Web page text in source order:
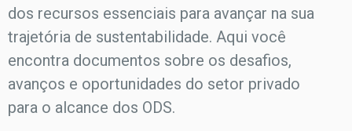
dos recursos essenciais para avançar na sua
trajetória de sustentabilidade. Aqui você
encontra documentos sobre os desafios,
avanços e oportunidades do setor privado
para o alcance dos ODS.